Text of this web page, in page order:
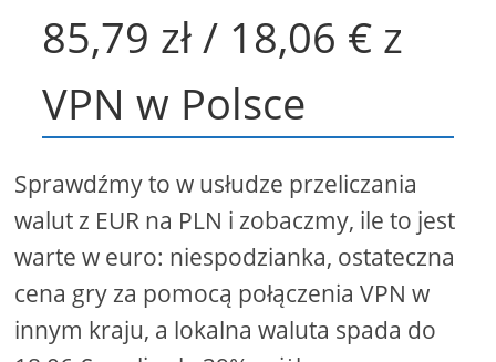
85,79 zł / 18,06 € z
VPN w Polsce
Sprawdźmy to w usłudze przeliczania
walut z EUR na PLN i zobaczmy, ile to jest
warte w euro: niespodzianka, ostateczna
cena gry za pomocą połączenia VPN w
innym kraju, a lokalna waluta spada do